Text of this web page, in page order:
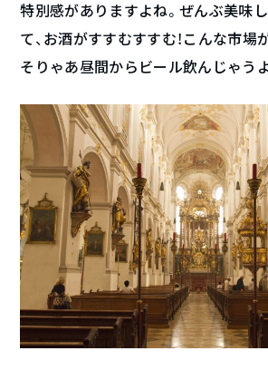
特別感がありますよね。ぜんぶ美味
て、お酒がすすむすすむ！こんな市場
そりゃあ昼間からビール飲んじゃうよ